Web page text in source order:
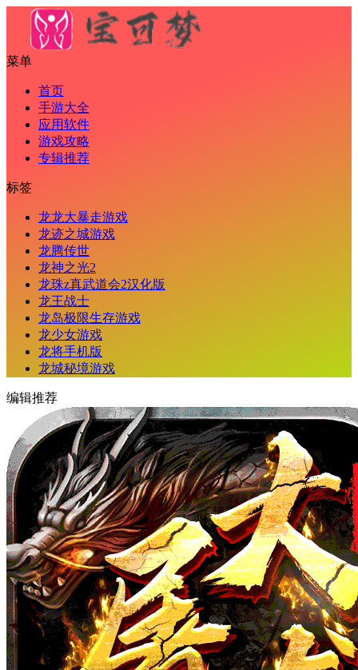
菜单
首页
手游大全
应用软件
游戏攻略
专辑推荐
标签
龙龙大暴走游戏
龙迹之城游戏
龙腾传世
龙神之光2
龙珠z真武道会2汉化版
龙王战士
龙岛极限生存游戏
龙少女游戏
龙将手机版
龙城秘境游戏
编辑推荐